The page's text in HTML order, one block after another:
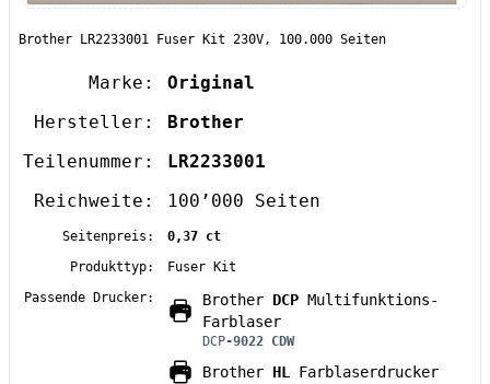
Brother LR2233001 Fuser Kit 230V, 100.000 Seiten
Marke:
Original
Hersteller:
Brother
Teilenummer:
LR2233001
Reichweite:
100’000 Seiten
Seitenpreis:
0,37 ct
Produkttyp:
Fuser Kit
Passende Drucker:
Brother DCP Multifunktions-
Farblaser
DCP-9022 CDW
Brother HL Farblaserdrucker